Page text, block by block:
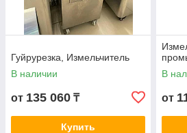
Гуйрурезка, Измельчитель
В наличии
от 135 060 ₸
Купить
В
от